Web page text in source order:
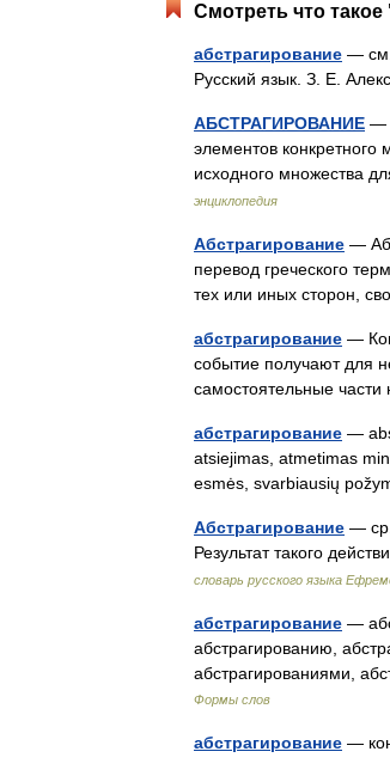
Смотреть что
абстрагирование — см.
Русский язык. З. Е.
АБСТРАГИРОВАНИЕ —
элементов конкретного
исходного множества
энциклопедия
Абстрагирование —
перевод греческого
тех или иных сторон,
абстрагирование —
событие получают для
самостоятельные
абстрагирование —
atsiejimas, atmetimas
esmės, svarbiausių
Абстрагирование — ср.
Результат такого
словарь русского языка
абстрагирование —
абстрагированию,
абстрагированиями,
Формы слов
абстрагирование —